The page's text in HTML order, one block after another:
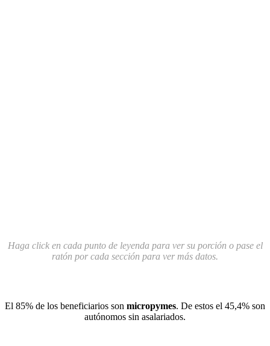
Haga click en cada punto de leyenda para ver su porción o pase el
ratón por cada sección para ver más datos.
El 85% de los beneficiarios son micropymes. De estos el 45,4% son
autónomos sin asalariados.